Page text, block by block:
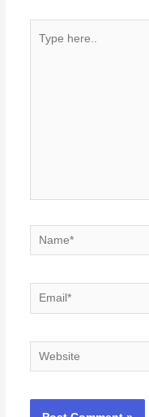
here..
Name*
Email*
Website